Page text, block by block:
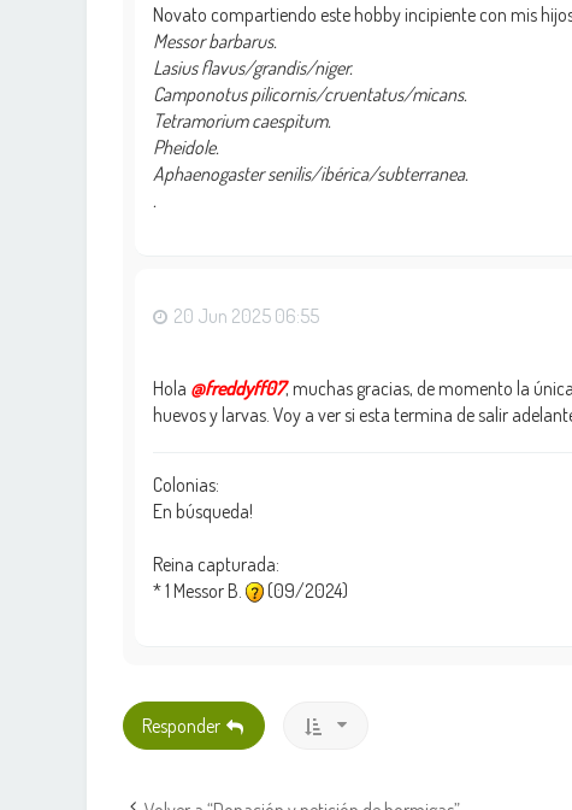
Novato compartiendo este hobby incipiente con mis
Messor barbarus.
Lasius flavus/grandis/niger.
Camponotus pilicornis/cruentatus/micans.
Tetramorium caespitum.
Pheidole.
Aphaenogaster senilis/ibérica/subterranea.
.
20 Jun 2025 06:55
Hola @freddyff07, muchas gracias, de momento la
huevos y larvas. Voy a ver si esta termina de salir
Colonias:
En búsqueda!
Reina capturada:
* 1 Messor B.
(09/2024)
Responder